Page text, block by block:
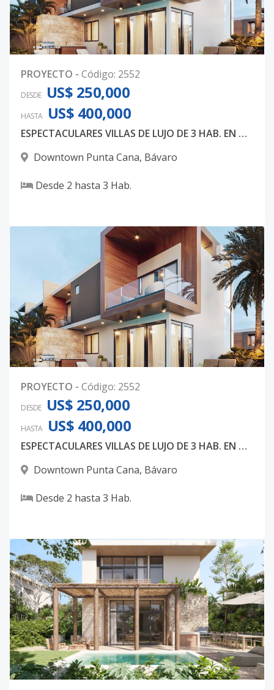
PROYECTO - Código: 2552
DESDE US$ 250,000
HASTA US$ 400,000
ESPECTACULARES VILLAS DE LUJO DE 3 HAB. EN DOWNTOWN PUNTA CANA
Downtown Punta Cana, Bávaro
Desde 2 hasta 3 Hab.
PROYECTO - Código: 2552
DESDE US$ 250,000
HASTA US$ 400,000
ESPECTACULARES VILLAS DE LUJO DE 3 HAB. EN DOWNTOWN PUNTA CANA
Downtown Punta Cana, Bávaro
Desde 2 hasta 3 Hab.